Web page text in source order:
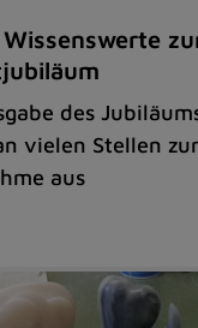
des
vielen Stellen
aus